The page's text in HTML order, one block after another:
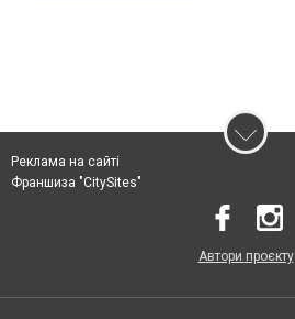
Реклама на сайті
Франшиза "CitySites"
Автори проєкту